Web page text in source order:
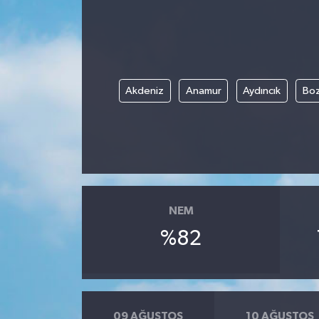
Akdeniz Anamur Aydıncık
NEM
%82
09 AĞUSTOS 10 AĞUSTOS